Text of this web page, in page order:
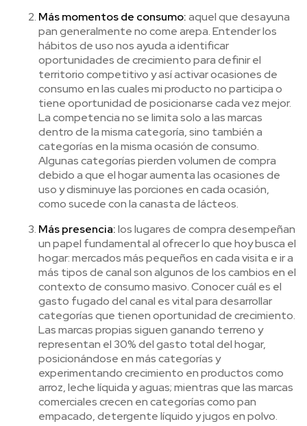
Más momentos de consumo:aquel que desayuna
pan generalmente no come arepa. Entender los
hábitos de uso nos ayuda a identificar
oportunidades de crecimiento para definir el
territorio competitivo y así activar ocasiones de
consumo en las cuales mi producto no participa o
tiene oportunidad de posicionarse cada vez mejor.
La competencia no se limita solo a las marcas
dentro de la misma categoría, sino también a
categorías en la misma ocasión de consumo.
Algunas categorías pierden volumen de compra
debido a que el hogar aumenta las ocasiones de
uso y disminuye las porciones en cada ocasión,
como sucede con la canasta de lácteos.
Más presencia:los lugares de compra desempeñan
un papel fundamental al ofrecer lo que hoy busca el
hogar: mercados más pequeños en cada visita e ir a
más tipos de canal son algunos de los cambios en el
contexto de consumo masivo. Conocer cuál es el
gasto fugado del canal es vital para desarrollar
categorías que tienen oportunidad de crecimiento.
Las marcas propias siguen ganando terreno y
representan el 30% del gasto total del hogar,
posicionándose en más categorías y
experimentando crecimiento en productos como
arroz, leche líquida y aguas; mientras que las marcas
comerciales crecen en categorías como pan
empacado, detergente líquido y jugos en polvo.